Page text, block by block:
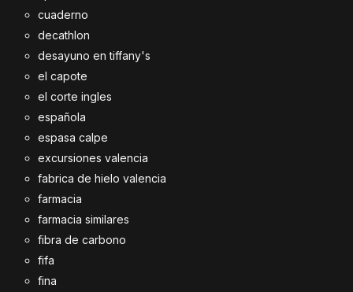
cuaderno
decathlon
desayuno en tiffany's
el capote
el corte ingles
española
espasa calpe
excursiones valencia
fabrica de hielo valencia
farmacia
farmacia similares
fibra de carbono
fifa
fina